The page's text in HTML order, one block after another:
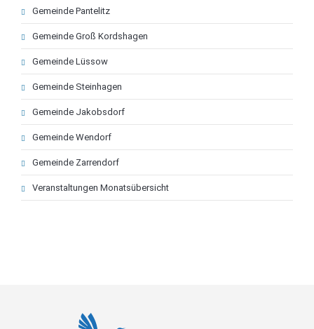
Gemeinde Pantelitz
Gemeinde Groß Kordshagen
Gemeinde Lüssow
Gemeinde Steinhagen
Gemeinde Jakobsdorf
Gemeinde Wendorf
Gemeinde Zarrendorf
Veranstaltungen Monatsübersicht